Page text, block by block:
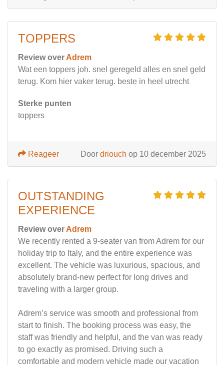
TOPPERS
Review over Adrem
Wat een toppers joh. snel geregeld alles en snel geld
terug. Kom hier vaker terug. beste in heel utrecht
Sterke punten
toppers
Door driouch op 10 december 2025
Reageer
OUTSTANDING
EXPERIENCE
Review over Adrem
We recently rented a 9-seater van from Adrem for our
holiday trip to Italy, and the entire experience was
excellent. The vehicle was luxurious, spacious, and
absolutely brand-new perfect for long drives and
traveling with a larger group.
Adrem’s service was smooth and professional from
start to finish. The booking process was easy, the
staff was friendly and helpful, and the van was ready
to go exactly as promised. Driving such a
comfortable and modern vehicle made our vacation